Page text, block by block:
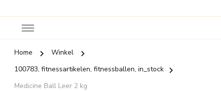
Home
Winkel
100783, fitnessartikelen, fitnessballen, in_stock
Medicine Ball Leer 2 kg